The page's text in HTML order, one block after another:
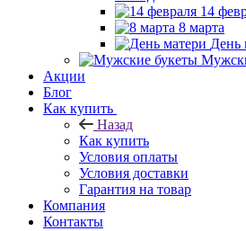
14
8 марта
День
Акции
Блог
Как купить
Назад
Как купить
Условия оплаты
Условия доставки
Гарантия на товар
Компания
Контакты